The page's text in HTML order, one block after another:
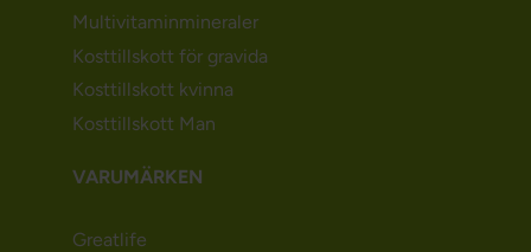
Multivitaminmineraler
Kosttillskott för gravida
Kosttillskott kvinna
Kosttillskott Man
VARUMÄRKEN
Greatlife